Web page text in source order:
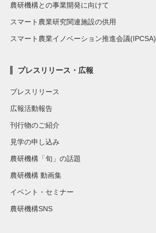
農研機構との事業開発に向けて
スマート農業研究関連施設の供用
スマート農業イノベーション推進会議(IPCSA)
プレスリリース・広報
プレスリリース
広報活動報告
刊行物のご紹介
見学の申し込み
農研機構「旬」の話題
農研機構 動画集
イベント・セミナー
農研機構SNS